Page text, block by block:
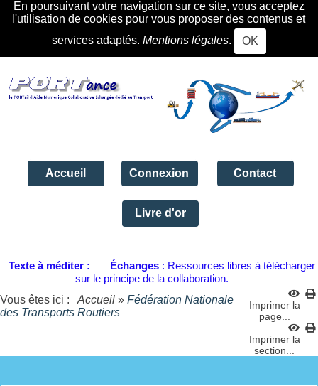
En poursuivant votre navigation sur ce site, vous acceptez
l'utilisation de cookies pour vous proposer des contenus et
services adaptés. Mentions légales. OK
Accueil Connexion Contact
Livre d'or
Texte à méditer : Échanges : Ressources libres à télécharger
sur le principe de la collaboration.
Vous êtes ici :
Accueil » Fédération Nationale
des Transports Routiers
Imprimer la
page...
Imprimer la
section...